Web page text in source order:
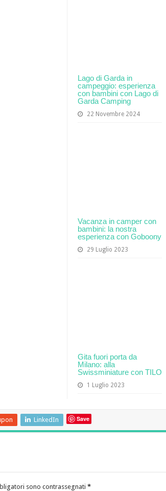
Lago di Garda in
campeggio: esperienza
con bambini con Lago di
Garda Camping
22 Novembre 2024
Vacanza in camper con
bambini: la nostra
esperienza con Goboony
29 Luglio 2023
Gita fuori porta da
Milano: alla
Swissminiature con TILO
1 Luglio 2023
LinkedIn Save
sono contrassegnati *